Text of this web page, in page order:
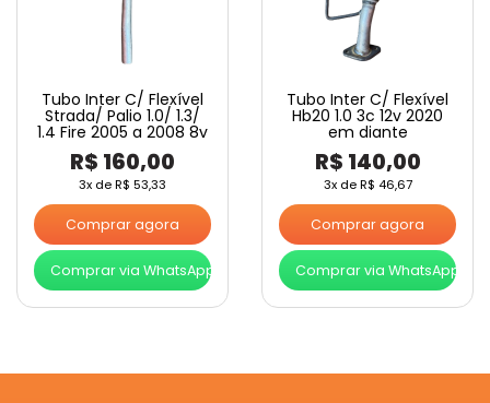
Tubo Inter C/ Flexível
Strada/ Palio 1.0/ 1.3/
1.4 Fire 2005 a 2008 8v
R$ 160,00
3x deR$ 53,33
Comprar agora
Comprar via WhatsApp
Tubo Inter C/ Flexível
Hb20 1.0 3c 12v 2020
em diante
R$ 140,00
3x deR$ 46,67
Comprar agora
Comprar via WhatsApp